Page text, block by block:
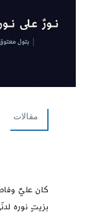
مقالات
كان عليٌ
بزيتٍ نوره